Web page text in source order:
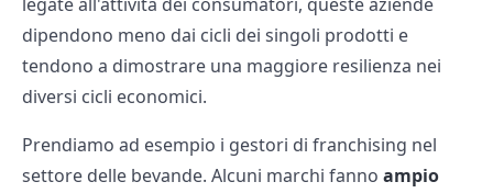
legate all'attività dei consumatori, queste aziende
dipendono meno dai cicli dei singoli prodotti e
tendono a dimostrare una maggiore resilienza nei
diversi cicli economici.
Prendiamo ad esempio i gestori di franchising nel
settore delle bevande. Alcuni marchi fanno ampio